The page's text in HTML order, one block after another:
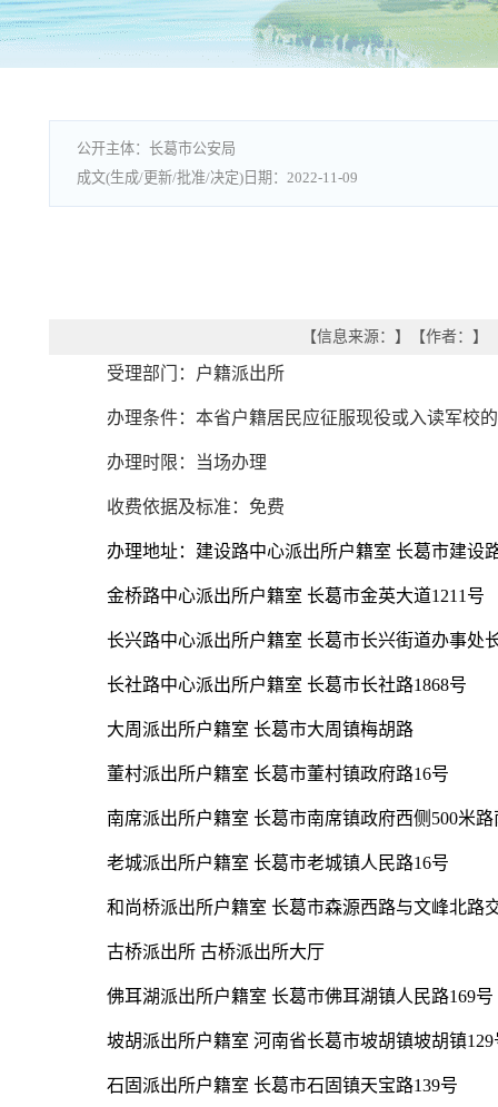
长葛市公安局
2022-11-09
【信息来源： 】 【作者： 】
受理部门：户籍派出所
办理条件：本省户籍居民应征服现役或入读军校
办理时限：当场办理
收费依据及标准：免费
办理地址：建设路中心派出所户籍室 长葛市建设
金桥路中心派出所户籍室 长葛市金英大道1211号
长兴路中心派出所户籍室 长葛市长兴街道办事处
长社路中心派出所户籍室 长葛市长社路1868号
大周派出所户籍室 长葛市大周镇梅胡路
董村派出所户籍室 长葛市董村镇政府路16号
南席派出所户籍室 长葛市南席镇政府西侧500米路
老城派出所户籍室 长葛市老城镇人民路16号
和尚桥派出所户籍室 长葛市森源西路与文峰北路
古桥派出所 古桥派出所大厅
佛耳湖派出所户籍室 长葛市佛耳湖镇人民路169号
坡胡派出所户籍室 河南省长葛市坡胡镇坡胡镇129
石固派出所户籍室 长葛市石固镇天宝路139号